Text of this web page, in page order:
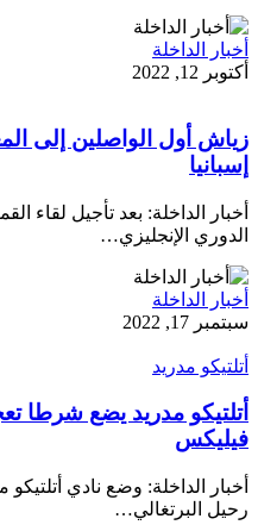
أخبار الداخلة
أكتوبر 12, 2022
زياش أول الواصلين إلى
إسبانيا
أخبار الداخلة: بعد تأجيل لقاء
الدوري الإنجليزي…
أخبار الداخلة
سبتمبر 17, 2022
أتلتيكو مدريد
أتلتيكو مدريد يضع شرطا
فيليكس
أخبار الداخلة: وضع نادي
رحيل البرتغالي…